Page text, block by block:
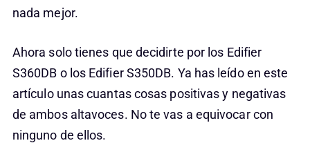
nada mejor.
Ahora solo tienes que decidirte por los Edifier
S360DB o los Edifier S350DB. Ya has leído en este
artículo unas cuantas cosas positivas y negativas
de ambos altavoces. No te vas a equivocar con
ninguno de ellos.